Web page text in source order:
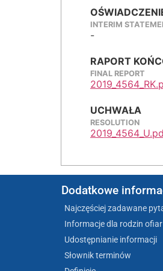
INTERIM
-
RAPORT
FINAL REPORT
UCHWAŁA
RESOLUTION
Dodatkowe
Najczęściej zadawane
Informacje dla rodzin ofiar
Udostępnianie informacji
Słownik terminów